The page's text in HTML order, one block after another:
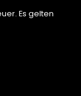
Es gelten